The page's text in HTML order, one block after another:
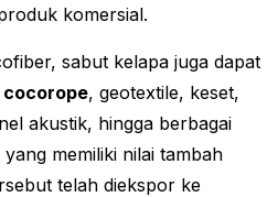
komersial.
sabut kelapa juga dapat
cocorope, geotextile, keset,
akustik, hingga berbagai
memiliki nilai tambah
telah diekspor ke